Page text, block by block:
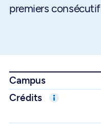
premiers
Campus
Crédits